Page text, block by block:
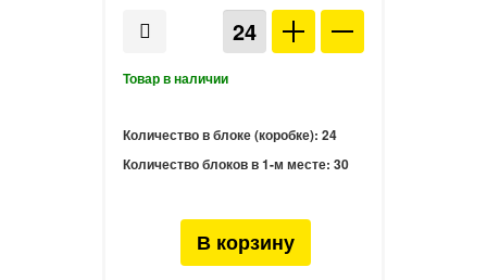
Количество в блоке (коробке): 24
Количество блоков в 1-м месте: 30